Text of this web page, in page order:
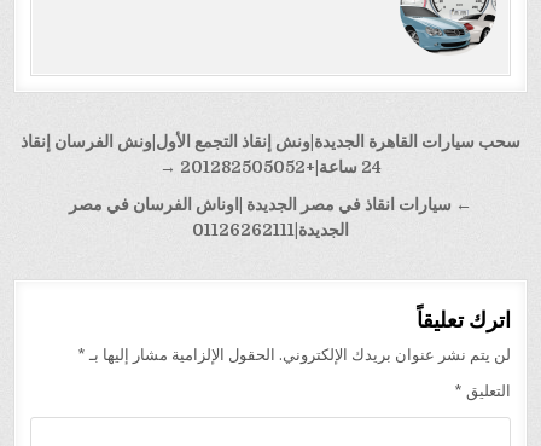
تصفّح
سحب سيارات القاهرة الجديدة|ونش إنقاذ التجمع الأول|ونش الفرسان إنقاذ
24 ساعة|+201282505052 →
← سيارات انقاذ في مصر الجديدة |اوناش الفرسان في مصر
الجديدة|01126262111
اترك تعليقاً
لن يتم نشر عنوان بريدك الإلكتروني. الحقول الإلزامية مشار إليها بـ *
التعليق *